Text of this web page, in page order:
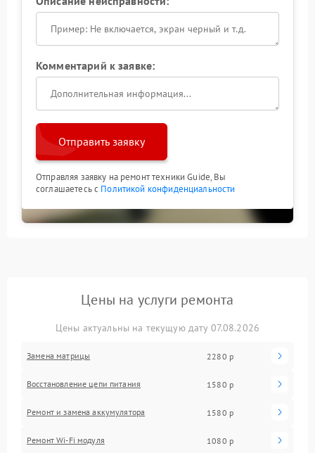
Комментарий к заявке:
Отправить заявку
Отправляя заявку на ремонт техники Guide, Вы
соглашаетесь с Политикой конфиденциальности
Цены на услуги ремонта
Цены актуальны на текущую дату 07.08.2026
Замена матрицы 2280 р
Восстановление цепи питания 1580 р
Ремонт и замена аккумулятора 1580 р
Ремонт Wi-Fi модуля 1080 р